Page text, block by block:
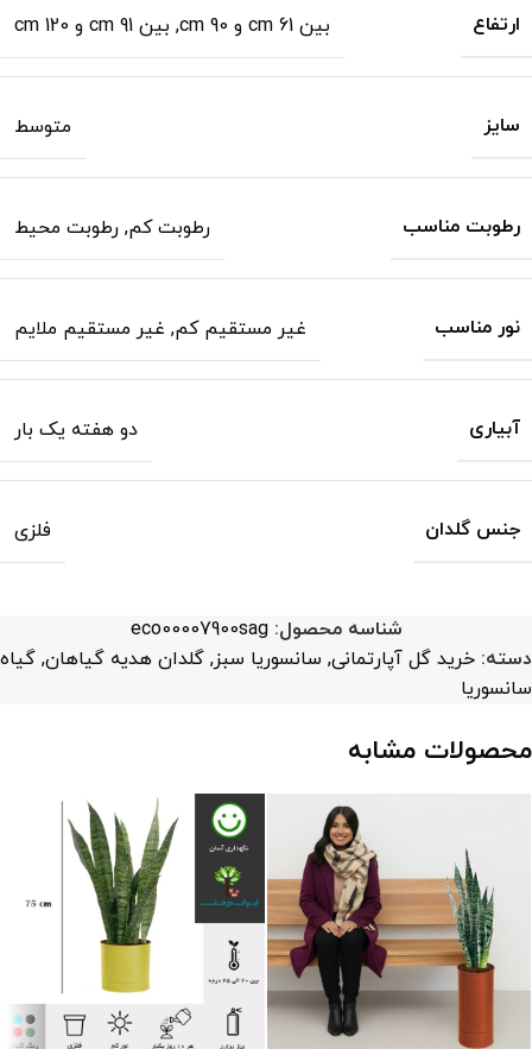
ارتفاع بین 61 cm و 90 cm , بین 91 cm و 120 cm
سایز متوسط
رطوبت مناسب رطوبت کم, رطوبت محیط
نور مناسب غیر مستقیم کم, غیر مستقیم ملایم
آبیاری دو هفته یک بار
جنس گلدان فلزی
شناسه محصول:eco00007900sag
دسته: خرید گل آپارتمانی, سانسوریا سبز, گلدان هدیه گیاهان, گیاه
سانسوریا
محصولات مشابه